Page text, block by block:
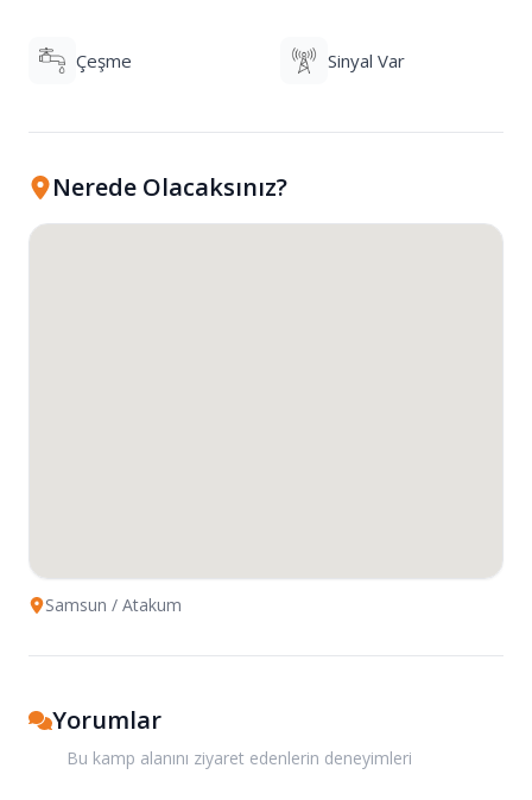
Çeşme Sinyal Var
Nerede Olacaksınız?
Samsun / Atakum
Yorumlar
Bu kamp alanını ziyaret edenlerin deneyimleri